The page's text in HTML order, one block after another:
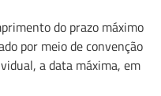
do prazo máximo
por meio de convenção
a data máxima, em